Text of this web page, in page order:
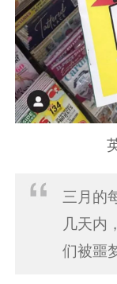
三月的
几天内
们被噩